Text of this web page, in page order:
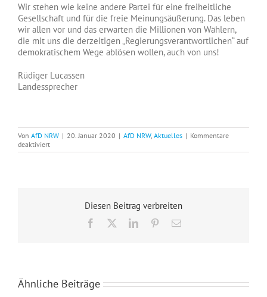
Wir stehen wie keine andere Partei für eine freiheitliche
Gesellschaft und für die freie Meinungsäußerung. Das leben
wir allen vor und das erwarten die Millionen von Wählern,
die mit uns die derzeitigen „Regierungsverantwortlichen“ auf
demokratischem Wege ablösen wollen, auch von uns!
Rüdiger Lucassen
Landessprecher
Von AfD NRW | 20. Januar 2020 | AfD NRW, Aktuelles | Kommentare
deaktiviertfür
Landesparteitag
Diesen Beitrag verbreiten
Facebook LinkedInPinterest
E-
Ähnliche Beiträge